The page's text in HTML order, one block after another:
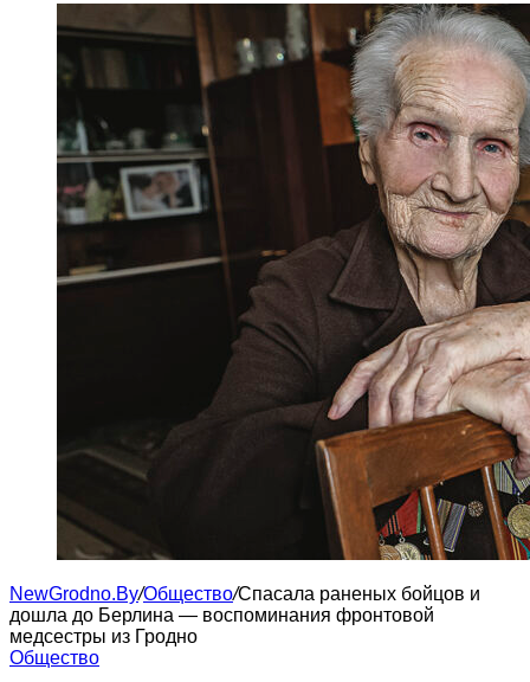
NewGrodno.By/Общество/Спасала раненых бойцов и
дошла до Берлина — воспоминания фронтовой
медсестры из Гродно
Общество